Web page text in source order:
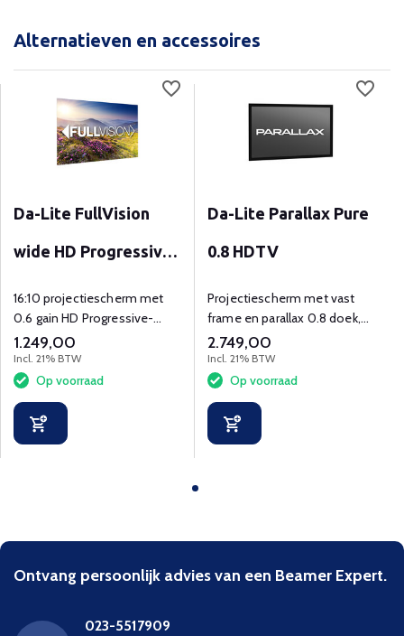
Alternatieven en accessoires
Da-Lite FullVision
wide HD Progressive
0.6
16:10 projectiescherm met
0.6 gain HD Progressive-
projectiedoek voor optimale
4K en UHD projectie.
1.249,00
Incl. 21% BTW
Op voorraad
Da-Lite Parallax Pure
0.8 HDTV
Projectiescherm met vast
frame en parallax 0.8 doek,
van 72" t/m 127" diagonaal.
2.749,00
Incl. 21% BTW
Op voorraad
Ontvang persoonlijk advies van een Beamer Expert.
023-5517909